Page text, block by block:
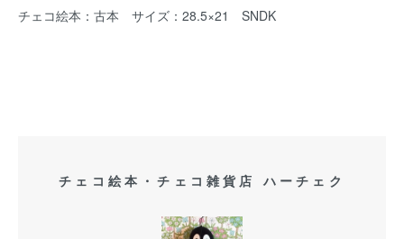
チェコ絵本：古本 サイズ：28.5×21 SNDK
チェコ絵本・チェコ雑貨店 ハーチェク